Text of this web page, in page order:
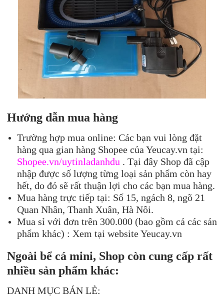
Hướng dẫn mua hàng
Trường hợp mua online: Các bạn vui lòng đặt
hàng qua gian hàng Shopee của Yeucay.vn tại:
Shopee.vn/uytinladanhdu . Tại đây Shop đã cập
nhập được số lượng từng loại sản phẩm còn hay
hết, do đó sẽ rất thuận lợi cho các bạn mua hàng.
Mua hàng trực tiếp tại: Số 15, ngách 8, ngõ 21
Quan Nhân, Thanh Xuân, Hà Nôi.
Mua sỉ với đơn trên 300.000 (bao gồm cả các sản
phẩm khác) : Xem tại website Yeucay.vn
Ngoài bể cá mini, Shop còn cung cấp rất
nhiều sản phẩm khác:
DANH MỤC BÁN LẺ: